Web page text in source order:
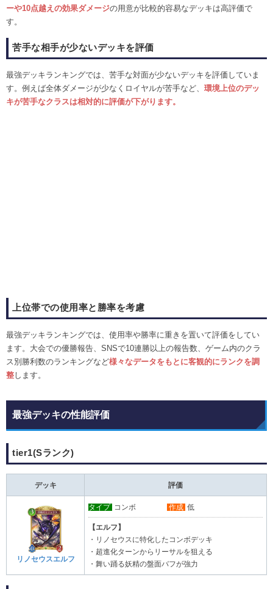
ーや10点越えの効果ダメージの用意が比較的容易なデッキは高評価で
す。
苦手な相手が少ないデッキを評価
最強デッキランキングでは、苦手な対面が少ないデッキを評価していま
す。例えば全体ダメージが少なくロイヤルが苦手など、 環境上位のデッ
キが苦手なクラスは相対的に評価が下がります。
上位帯での使用率と勝率を考慮
最強デッキランキングでは、使用率や勝率に重きを置いて評価をしてい
ます。大会での優勝報告、SNSで10連勝以上の報告数、ゲーム内のクラ
ス別勝利数のランキングなど様々なデータをもとに客観的にランクを調
整します。
最強デッキの性能評価
tier1(Sランク)
デッキ 評価
リノセウスエルフ
タイプ コンボ 作成 低
【エルフ】
・リノセウスに特化したコンボデッキ
・超進化ターンからリーサルを狙える
・舞い踊る妖精の盤面バフが強力